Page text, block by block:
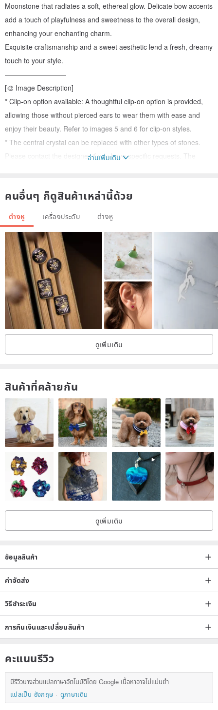
Moonstone that radiates a soft, ethereal glow. Delicate bow accents
add a touch of playfulness and sweetness to the overall design,
enhancing your enchanting charm.
Exquisite craftsmanship and a sweet aesthetic lend a fresh, dreamy
touch to your style.
—————————
[🎨 Image Description]
* Clip-on option available: A thoughtful clip-on option is provided,
allowing those without pierced ears to wear them with ease and
enjoy their beauty. Refer to images 5 and 6 for clip-on styles.
* The central crystal can be replaced with other types of stones.
Please contact the designer if you have specific requests. The
[🔮 Crystal Properties]
* Blue Moonstone is believed to have properties that stabilize
emotions, enhance spirituality, and boost personal charisma.
อ่านเพิ่มเติม
คนอื่นๆ ก็ดูสินค้าเหล่านี้ด้วย
ต่างหู เครื่องประดับ ต่างหู
ดูเพิ่มเติม
สินค้าที่คล้ายกัน
ดูเพิ่มเติม
ข้อมูลสินค้า
ค่าจัดส่ง
วิธีชำระเงิน
การคืนเงินและเปลี่ยนสินค้า
คะแนนรีวิว
มีรีวิวบางส่วนแปลภาษาอัตโนมัติโดย Google เนื้อหาอาจไม่แม่นยำ
แปลเป็น อังกฤษ
ดูภาษาเดิม